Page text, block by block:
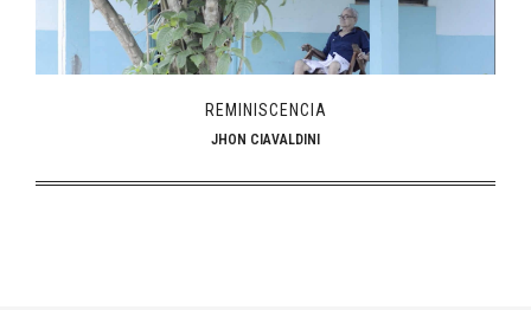
REMINISCENCIA
JHON CIAVALDINI